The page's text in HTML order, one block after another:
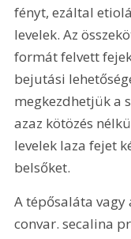
fényt, ezáltal
levelek. Az
formát felvett
bejutási
megkezdhetjük a
azaz kötözés
levelek laza fejet
belsőket.
A tépősaláta vagy
convar. secalina